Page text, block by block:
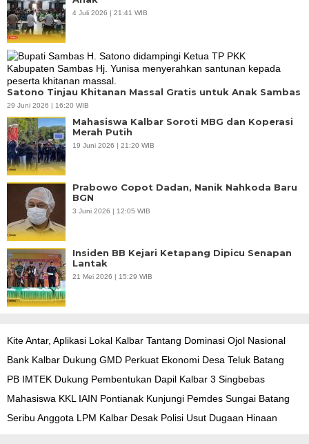
4 Juli 2026 | 21:41 WIB
Satono Tinjau Khitanan Massal Gratis untuk Anak Sambas
29 Juni 2026 | 16:20 WIB
Mahasiswa Kalbar Soroti MBG dan Koperasi
Merah Putih
19 Juni 2026 | 21:20 WIB
Prabowo Copot Dadan, Nanik Nahkoda Baru
BGN
3 Juni 2026 | 12:05 WIB
Insiden BB Kejari Ketapang Dipicu Senapan
Lantak
21 Mei 2026 | 15:29 WIB
Kite Antar, Aplikasi Lokal Kalbar Tantang Dominasi Ojol Nasional
Bank Kalbar Dukung GMD Perkuat Ekonomi Desa Teluk Batang
PB IMTEK Dukung Pembentukan Dapil Kalbar 3 Singbebas
Mahasiswa KKL IAIN Pontianak Kunjungi Pemdes Sungai Batang
Seribu Anggota LPM Kalbar Desak Polisi Usut Dugaan Hinaan